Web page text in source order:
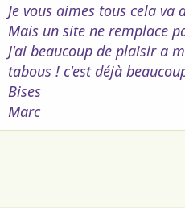
Je vous aimes tous cela va
Mais un site ne remplace
J'ai beaucoup de plaisir a
tabous ! c'est déjà
Bises
Marc